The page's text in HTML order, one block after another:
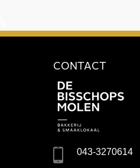
CONTACT
043-3270614